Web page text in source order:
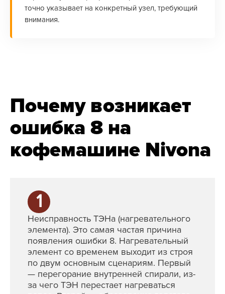
точно указывает на конкретный узел, требующий
внимания.
Почему возникает
ошибка 8 на
кофемашине Nivona
1
Неисправность ТЭНа (нагревательного
элемента). Это самая частая причина
появления ошибки 8. Нагревательный
элемент со временем выходит из строя
по двум основным сценариям. Первый
— перегорание внутренней спирали, из-
за чего ТЭН перестает нагреваться